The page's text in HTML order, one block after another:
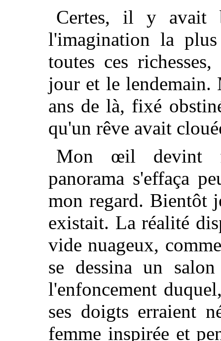
Certes, il y avait
l'imagination la
toutes ces
jour et le lendemain.
ans de là, fixé
qu'un rêve avait
Mon œil devint
panorama s'effaça
mon regard. Bientôt
existait. La réalité
vide nuageux,
se dessina un
l'enfoncement
ses doigts erraient
femme inspirée et